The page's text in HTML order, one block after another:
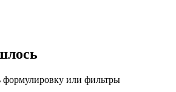
формулировку или фильтры